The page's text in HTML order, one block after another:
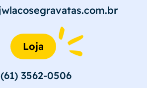
Loja
(61) 3562-0506